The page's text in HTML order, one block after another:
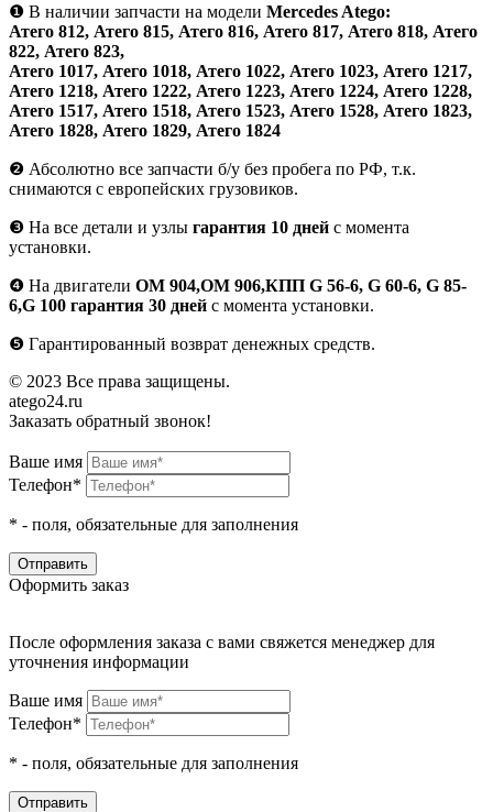
❶ В наличии запчасти на модели Mercedes Atego:
Атего 812, Атего 815, Атего 816, Атего 817, Атего 818, Атего
822, Атего 823,
Атего 1017, Атего 1018, Атего 1022, Атего 1023, Атего 1217,
Атего 1218, Атего 1222, Атего 1223, Атего 1224, Атего 1228,
Атего 1517, Атего 1518, Атего 1523, Атего 1528, Атего 1823,
Атего 1828, Атего 1829, Атего 1824
❷ Абсолютно все запчасти б/у без пробега по РФ, т.к.
снимаются с европейских грузовиков.
❸ На все детали и узлы гарантия 10 дней с момента
установки.
❹ На двигатели ОМ 904,ОМ 906,КПП G 56-6, G 60-6, G 85-
6,G 100 гарантия 30 дней с момента установки.
❺ Гарантированный возврат денежных средств.
© 2023 Все права защищены.
atego24.ru
Заказать обратный звонок!
Ваше имя
Телефон*
* - поля, обязательные для заполнения
Оформить заказ
После оформления заказа с вами свяжется менеджер для
уточнения информации
Ваше имя
Телефон*
* - поля, обязательные для заполнения